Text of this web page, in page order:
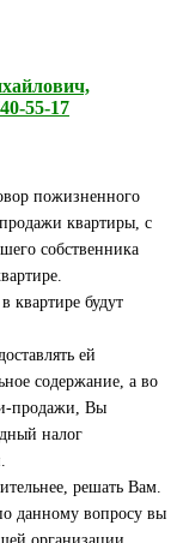
55-17
пожизненного
квартиры, с
собственника
квартире будут
ей
содержание, а во
продажи, Вы
налог
решать Вам.
данному вопросу вы